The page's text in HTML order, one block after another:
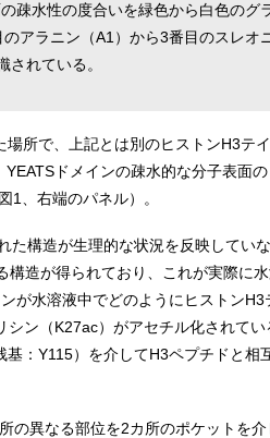
疎水性の度合いを緑色から白色のグ
アラニン（A1）から3番目のスレオ
れている。
所で、上記とは別のヒストンH3テ
ドメインの疎水的な分子表面の
1、右端のパネル）。
構造が生理的な状況を反映してい
造が得られており、これが実際に
が水溶液中でどのようにヒストン
ン（K27ac）がアセチル化されて
：Y115）を介してH3ペプチドと相
の異なる部位を2カ所のポケットを